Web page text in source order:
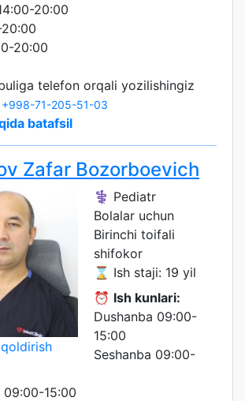
20:00
20:00
telefon orqali yozilishingiz
+998-71-205-51-03
batafsil
Zafar Bozorboevich
⚕️ Pediatr
Bolalar uchun
Birinchi toifali
shifokor
⌛ Ish staji: 19 yil
⏰ Ish kunlari:
Dushanba 09:00-
15:00
Seshanba 09:00-
09:00-15:00